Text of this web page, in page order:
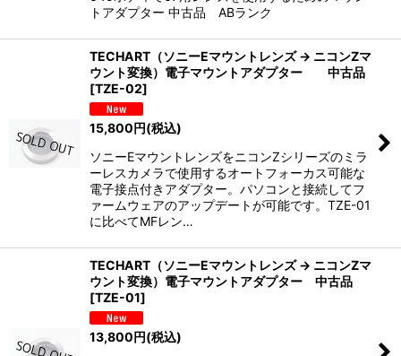
トアダプター 中古品 ABランク
TECHART（ソニーEマウントレンズ → ニコンZマ
ウント変換）電子マウントアダプター 中古品
[TZE-02]
15,800円(税込)
ソニーEマウントレンズをニコンZシリーズのミラ
ーレスカメラで使用するオートフォーカス可能な
電子接点付きアダプター。パソコンと接続してフ
ァームウェアのアップデートが可能です。TZE-01
に比べてMFレン…
TECHART（ソニーEマウントレンズ → ニコンZマ
ウント変換）電子マウントアダプター 中古品
[TZE-01]
13,800円(税込)